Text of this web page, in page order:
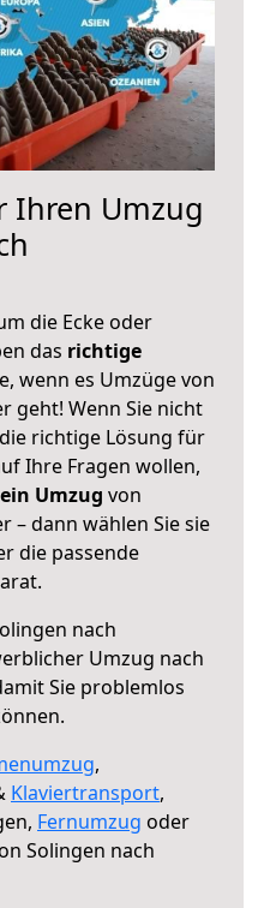
Ihren Umzug
die Ecke oder
das richtige
wenn es Umzüge von
geht! Wenn Sie nicht
richtige Lösung für
Ihre Fragen wollen,
Umzug von
– dann wählen Sie sie
die passende
nach
Umzug nach
Sie problemlos
,
Klaviertransport,
Fernumzug oder
Solingen nach